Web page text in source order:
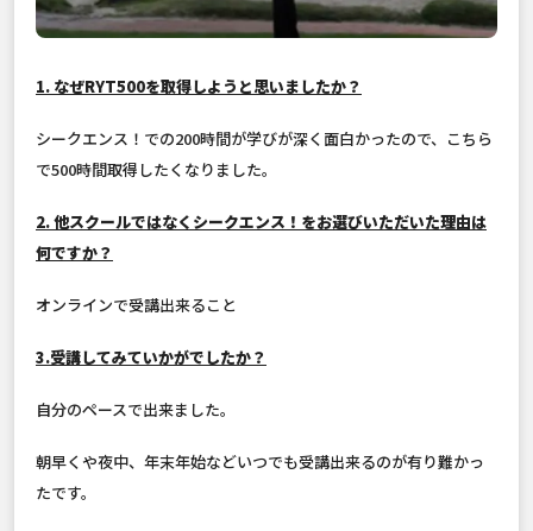
1. なぜRYT500を取得しようと思いましたか？
シークエンス！での200時間が学びが深く面白かったので、こちら
で500時間取得したくなりました。
2. 他スクールではなくシークエンス！をお選びいただいた理由は
何ですか？
オンラインで受講出来ること
3.受講してみていかがでしたか？
自分のペースで出来ました。
朝早くや夜中、年末年始などいつでも受講出来るのが有り難かっ
たです。